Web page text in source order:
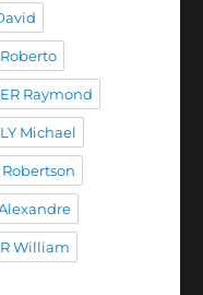
Raymond
Michael
Robertson
William